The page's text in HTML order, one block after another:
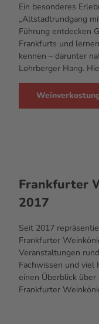
Ein besonderes
„Altstadtrundgang
Führung entdecken
Frankfurts und
kennen – darunter
Lohrberger Hang.
Frankfurter
2017
Seit 2017
Frankfurter
Veranstaltungen
Fachwissen und viel
einen Überblick
Frankfurter